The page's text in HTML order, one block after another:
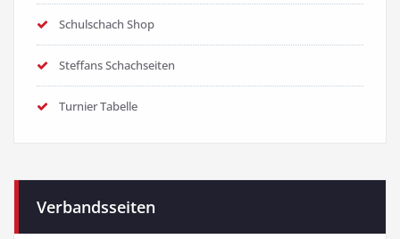
Schulschach Shop
Steffans Schachseiten
Turnier Tabelle
Verbandsseiten